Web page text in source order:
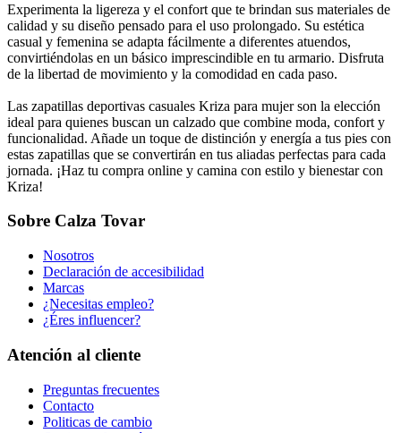
Experimenta la ligereza y el confort que te brindan sus materiales de
calidad y su diseño pensado para el uso prolongado. Su estética
casual y femenina se adapta fácilmente a diferentes atuendos,
convirtiéndolas en un básico imprescindible en tu armario. Disfruta
de la libertad de movimiento y la comodidad en cada paso.
Las zapatillas deportivas casuales Kriza para mujer son la elección
ideal para quienes buscan un calzado que combine moda, confort y
funcionalidad. Añade un toque de distinción y energía a tus pies con
estas zapatillas que se convertirán en tus aliadas perfectas para cada
jornada. ¡Haz tu compra online y camina con estilo y bienestar con
Kriza!
Sobre Calza Tovar
Nosotros
Declaración de accesibilidad
Marcas
¿Necesitas empleo?
¿Éres influencer?
Atención al cliente
Preguntas frecuentes
Contacto
Politicas de cambio